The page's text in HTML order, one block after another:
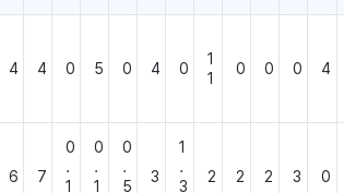
4 4 0 5 0 4 0
1
1
0 0 0 4
6 7
0
.
1
0
.
1
0
.
5
3
1
.
3
2 2 2 3 0